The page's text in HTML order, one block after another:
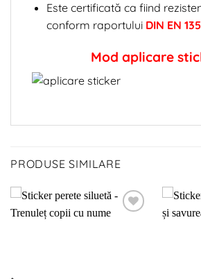
Este certificată ca fiind
conform raportului DIN EN
Mod aplicare
PRODUSE SIMILARE